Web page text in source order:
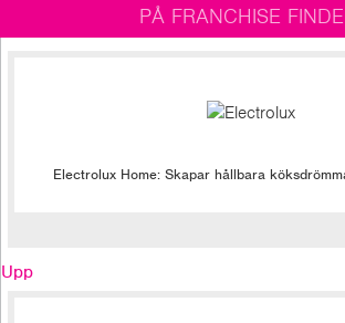
PÅ FRANCHISE
Electrolux Home: Skapar hållbara
Upp